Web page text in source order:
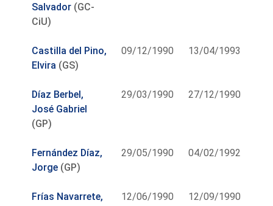
Salvador (GC-
CiU)
Castilla del Pino,
Elvira (GS)
09/12/1990 13/04/1993
Díaz Berbel,
José Gabriel
(GP)
29/03/1990 27/12/1990
Fernández Díaz,
Jorge (GP)
29/05/1990 04/02/1992
Frías Navarrete,
12/06/1990 12/09/1990